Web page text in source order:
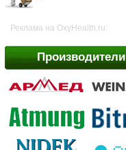
Реклама на OxyHealth.ru:
Производители